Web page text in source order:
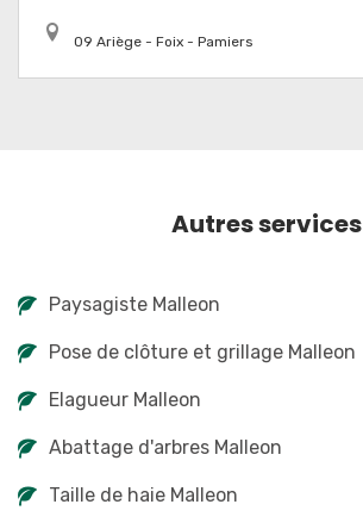
09 Ariège - Foix - Pamiers
Autres services
Paysagiste Malleon
Pose de clôture et grillage Malleon
Elagueur Malleon
Abattage d'arbres Malleon
Taille de haie Malleon